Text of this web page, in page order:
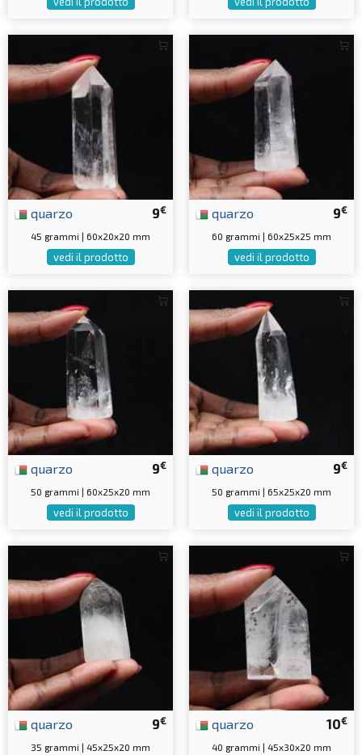
9€
quarzo
45 grammi | 60x20x20 mm
vedi il prodotto
9€
quarzo
60 grammi | 60x25x25 mm
vedi il prodotto
9€
quarzo
50 grammi | 60x25x20 mm
vedi il prodotto
9€
quarzo
50 grammi | 65x25x20 mm
vedi il prodotto
9€
quarzo
35 grammi | 45x25x20 mm
10€
quarzo
40 grammi | 45x30x20 mm